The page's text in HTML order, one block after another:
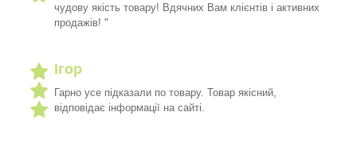
чудову якість товару! Вдячних Вам клієнтів і активних
продажів! "
Ігор
Гарно усе підказали по товару. Товар якісний,
відповідає інформації на сайті.